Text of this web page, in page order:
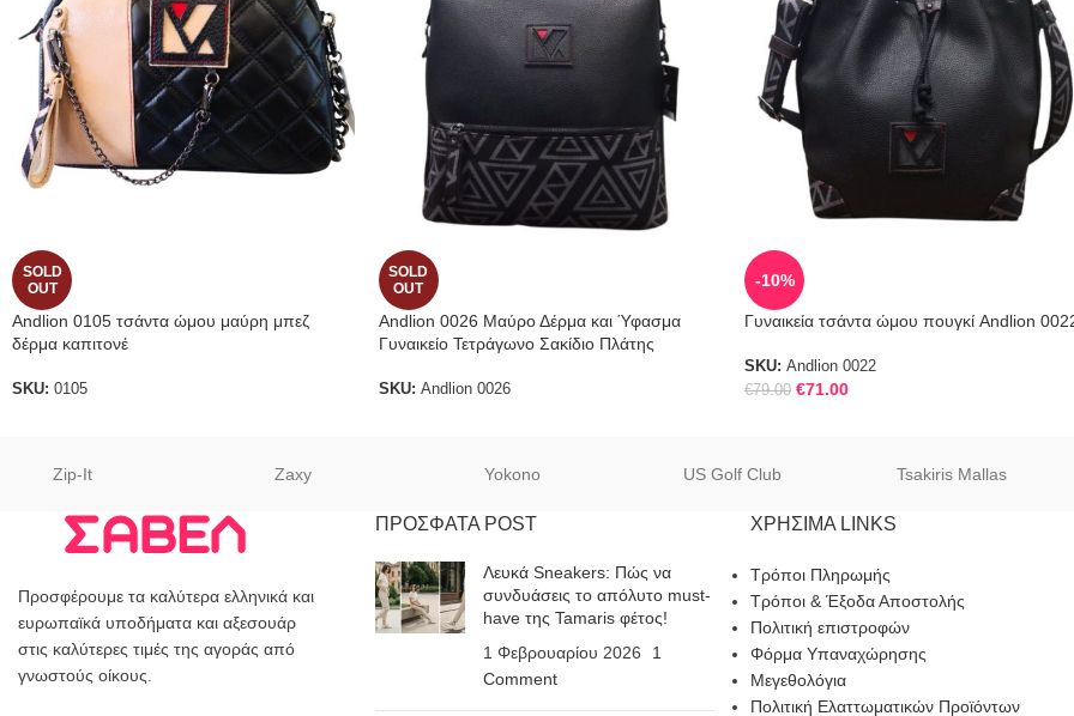
SOLD
OUT
Andlion 0105 τσάντα ώμου μαύρη μπεζ
δέρμα καπιτονέ
SKU: 0105
SOLD
OUT
Andlion 0026 Μαύρο Δέρμα και Ύφασμα
Γυναικείο Τετράγωνο Σακίδιο Πλάτης
SKU: Andlion 0026
-10%
Γυναικεία τσάντα ώμου πουγκί Andlion
SKU: Andlion 0022
€79.00 €71.00
Zip-It Zaxy Yokono US Golf Club Tsakiris Mallas
Προσφέρουμε τα καλύτερα ελληνικά και
ευρωπαϊκά υποδήματα και αξεσουάρ
στις καλύτερες τιμές της αγοράς από
γνωστούς οίκους.
ΠΡΟΣΦΑΤΑ POST
Λευκά Sneakers: Πώς να
συνδυάσεις το απόλυτο must-
have της Tamaris φέτος!
1 Φεβρουαρίου 2026
1
Comment
ΧΡΗΣΙΜΑ LINKS
Τρόποι Πληρωμής
Τρόποι & Έξοδα Αποστολής
Πολιτική επιστροφών
Φόρμα Υπαναχώρησης
Μεγεθολόγια
Πολιτική Ελαττωματικών Προϊόντων